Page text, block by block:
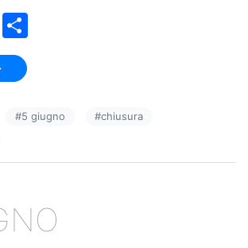
Li
dI vi
#5 giugno #chiusura